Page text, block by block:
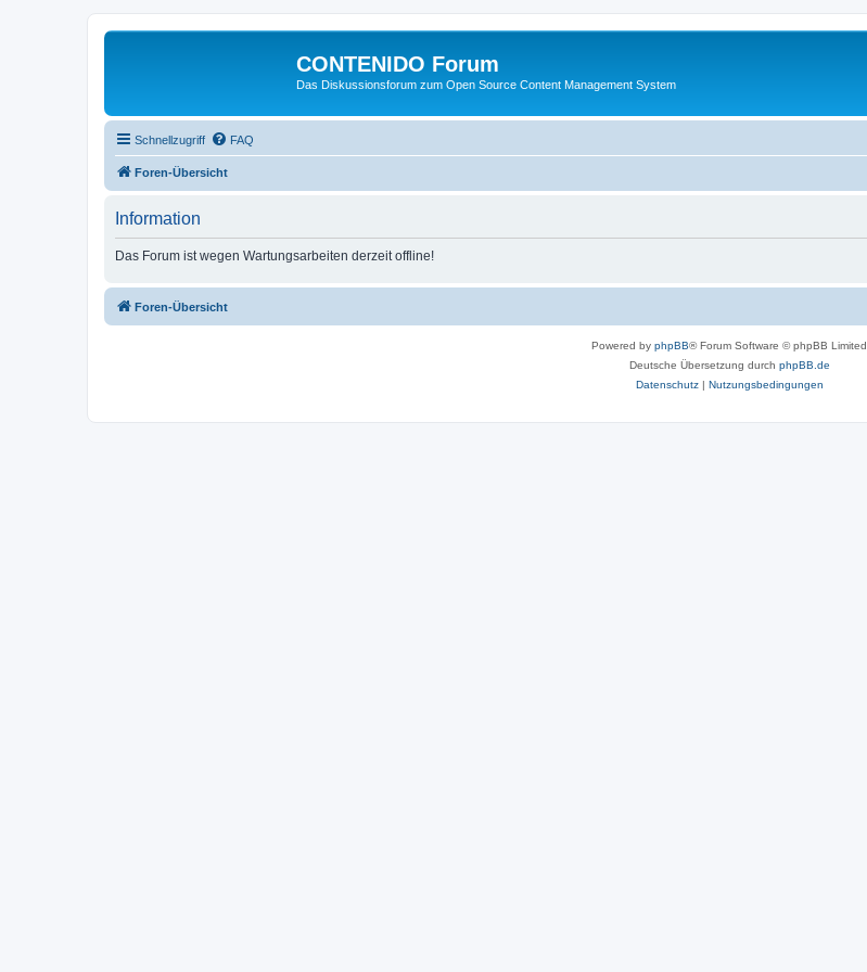
CONTENIDO Forum
Das Diskussionsforum zum Open Source Content Management System
Schnellzugriff FAQ
Foren-Übersicht
Information
Das Forum ist wegen Wartungsarbeiten derzeit offline!
Foren-Übersicht
Powered by phpBB® Forum Software © phpBB Limited
Deutsche Übersetzung durch phpBB.de
Datenschutz| Nutzungsbedingungen